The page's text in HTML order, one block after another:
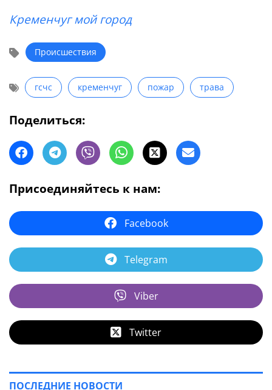
Кременчуг мой город
Происшествия
гсчс кременчуг пожар трава
Поделиться:
Присоединяйтесь к нам:
Facebook
Telegram
Viber
Twitter
ПОСЛЕДНИЕ НОВОСТИ